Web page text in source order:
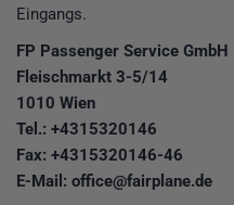
Eingangs.
FP Passenger Service GmbH
Fleischmarkt 3-5/14
1010 Wien
Tel.: +4315320146
Fax: +4315320146-46
E-Mail: office@fairplane.de